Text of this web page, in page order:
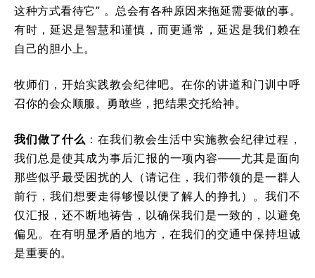
这种方式看待它” 。总会有各种原因来拖延需要做的事。
有时，延迟是智慧和谨慎，而更通常，延迟是我们赖在
自己的胆小上。
牧师们，开始实践教会纪律吧。在你的讲道和门训中呼
召你的会众顺服。勇敢些，把结果交托给神。
我们做了什么 ：在我们教会生活中实施教会纪律过程，
我们总是使其成为事后汇报的一项内容——尤其是面向
那些似乎最受困扰的人（请记住，我们带领的是一群人
前行，我们想要走得够慢以便了解人的挣扎）。我们不
仅汇报，还不断地祷告，以确保我们是一致的，以避免
偏见。在有明显矛盾的地方，在我们的交通中保持坦诚
是重要的。